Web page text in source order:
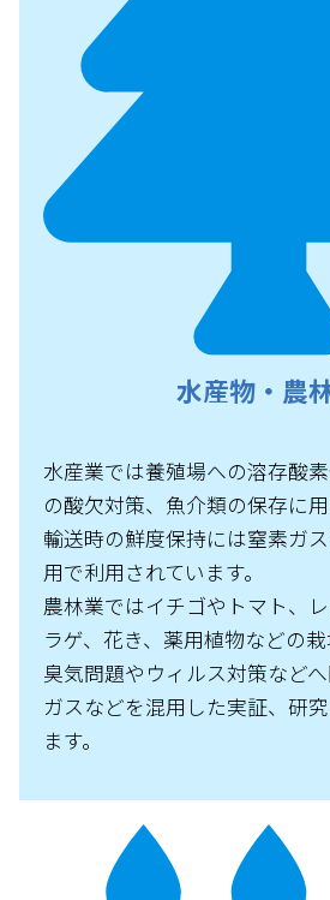
水産物・農
水産業では養殖場への溶存酸
の酸欠対策、魚介類の保存に用
輸送時の鮮度保持には窒素ガ
用で利用されています。
農林業ではイチゴやトマト、
ラゲ、花き、薬用植物などの
臭気問題やウィルス対策など
ガスなどを混用した実証、研
ます。